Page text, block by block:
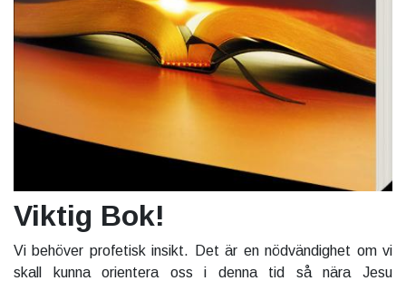
Viktig Bok!
Vi behöver profetisk insikt. Det är en nödvändighet om vi
skall kunna orientera oss i denna tid så nära Jesu